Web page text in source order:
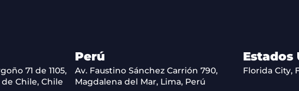
71 de 1105,
Chile, Chile
Perú
Av. Faustino Sánchez Carrión 790,
Magdalena del Mar, Lima, Perú
Estados
Florida City,